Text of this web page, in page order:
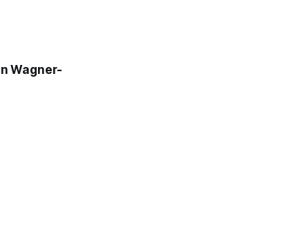
Wagner-